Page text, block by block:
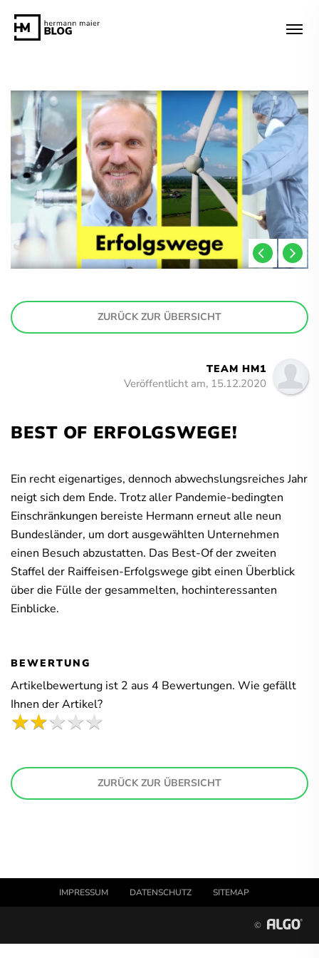
ZURÜCK ZUR ÜBERSICHT
TEAM HM1
Veröffentlicht am, 15.12.2020
BEST OF ERFOLGSWEGE!
Ein recht eigenartiges, dennoch abwechslungsreiches Jahr
neigt sich dem Ende. Trotz aller Pandemie-bedingten
Einschränkungen bereiste Hermann erneut alle neun
Bundesländer, um dort ausgewählten Unternehmen
einen Besuch abzustatten. Das Best-Of der zweiten
Staffel der Raiffeisen-Erfolgswege gibt einen Überblick
über die Fülle der gesammelten, hochinteressanten
Einblicke.
BEWERTUNG
Artikelbewertung ist 2 aus 4 Bewertungen. Wie gefällt
Ihnen der Artikel?
ZURÜCK ZUR ÜBERSICHT
IMPRESSUM DATENSCHUTZ SITEMAP
©